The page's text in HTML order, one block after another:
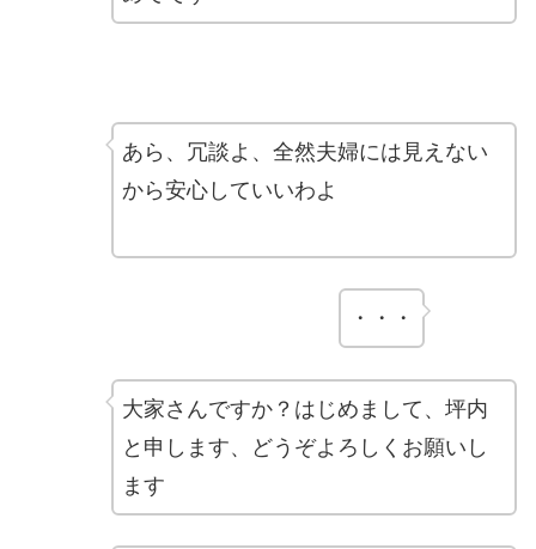
あら、冗談よ、全然夫婦には見えない
から安心していいわよ
・・・
大家さんですか？はじめまして、坪内
と申します、どうぞよろしくお願いし
ます